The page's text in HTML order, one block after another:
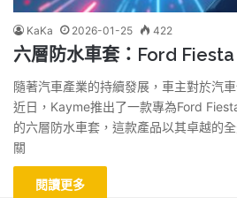
KaKa 2026-01-25 422
六層防水車套：Ford
隨著汽車產業的持續發展，車主對於汽
近日，Kayme推出了一款專為Ford
的六層防水車套，這款產品以其卓越的
關
閱讀更多